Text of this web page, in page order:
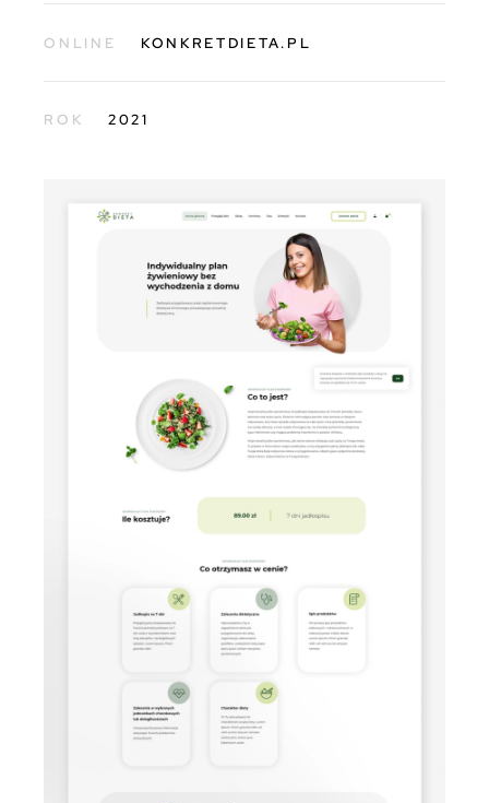
ONLINE KONKRETDIETA.PL
ROK 2021